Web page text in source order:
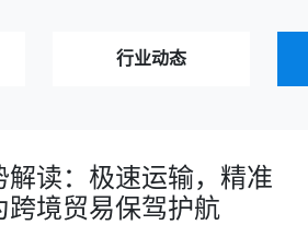
行业动态
解读：极速运输，精准
跨境贸易保驾护航​